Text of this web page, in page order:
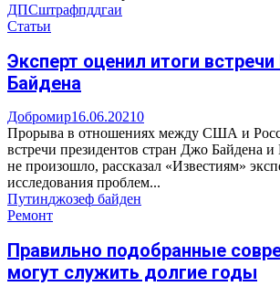
ДПСштрафпддгаи
Статьи
Эксперт оценил итоги встречи
Байдена
Добромир16.06.20210
Прорыва в отношениях между США и
встречи президентов стран Джо Байдена
не произошло, рассказал «Известиям»
исследования проблем...
Путинджозеф байден
Ремонт
Правильно подобранные
могут служить долгие годы